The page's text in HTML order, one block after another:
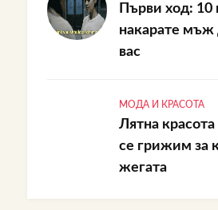
Първи ход: 10
накарате мъж
вас
МОДА И КРАСОТА
Лятна
се грижим за
жегата